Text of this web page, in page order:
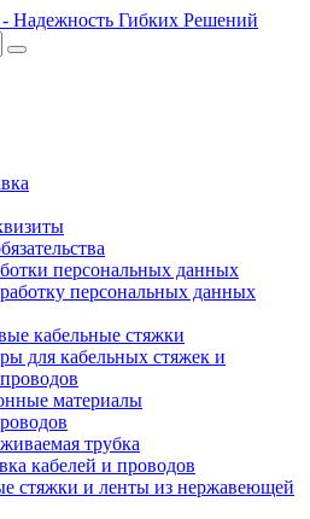
персональных данных
персональных данных
кабельные стяжки
для кабельных стяжек и
материалы
трубка
кабелей и проводов
стяжки и ленты из нержавеющей